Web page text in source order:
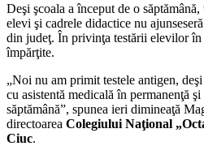
Deşi şcoala a început de o
elevi şi cadrele didactice nu
din judeţ. În privinţa testării elevilor
împărţite.
„Noi nu am primit testele antigen,
cu asistentă medicală în permanenţă
săptămână”, spunea ieri dimineaţă
directoarea Colegiului Naţional
Ciuc.